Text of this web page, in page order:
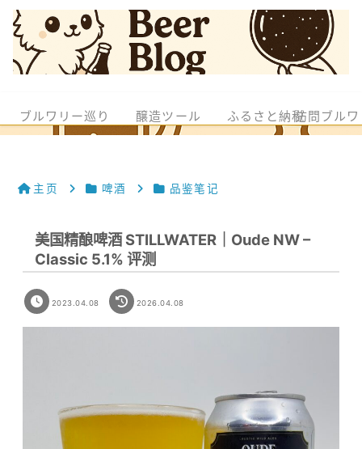
ブルワリー巡り 醸造ツール ふるさと納税訪問ブル
主页 啤酒 品鉴笔记
美国精酿啤酒 STILLWATER｜Oude NW –
Classic 5.1% 评测
2023.04.08 2026.04.08